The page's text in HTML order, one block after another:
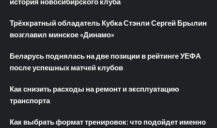
Трёхкратный обладатель Кубка Стэнли Сергей Брылин
возглавил минское «Динамо»
Беларусь поднялась на две позиции в рейтинге УЕФА
после успешных матчей клубов
Как снизить расходы на ремонт и эксплуатацию
транспорта
Как выбрать формат тренировок: что подойдет именно